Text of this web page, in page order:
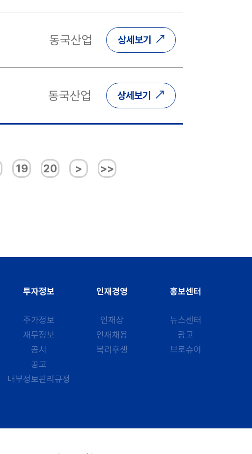
동국산업 상세보기
동국산업 상세보기
19 20 > >>
투자정보 인재경영 홍보센터
주가정보
재무정보
공시
공고
내부정보관리규정
인재상
인재채용
복리후생
뉴스센터
광고
브로슈어